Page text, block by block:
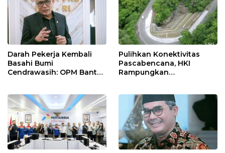
Darah Pekerja Kembali
Basahi Bumi
Cendrawasih: OPM Bantai
Pulihkan Konektivitas
Pascabencana, HKI
Rampungkan